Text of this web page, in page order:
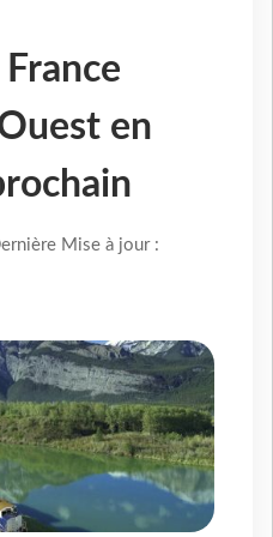
en
Mise à jour :